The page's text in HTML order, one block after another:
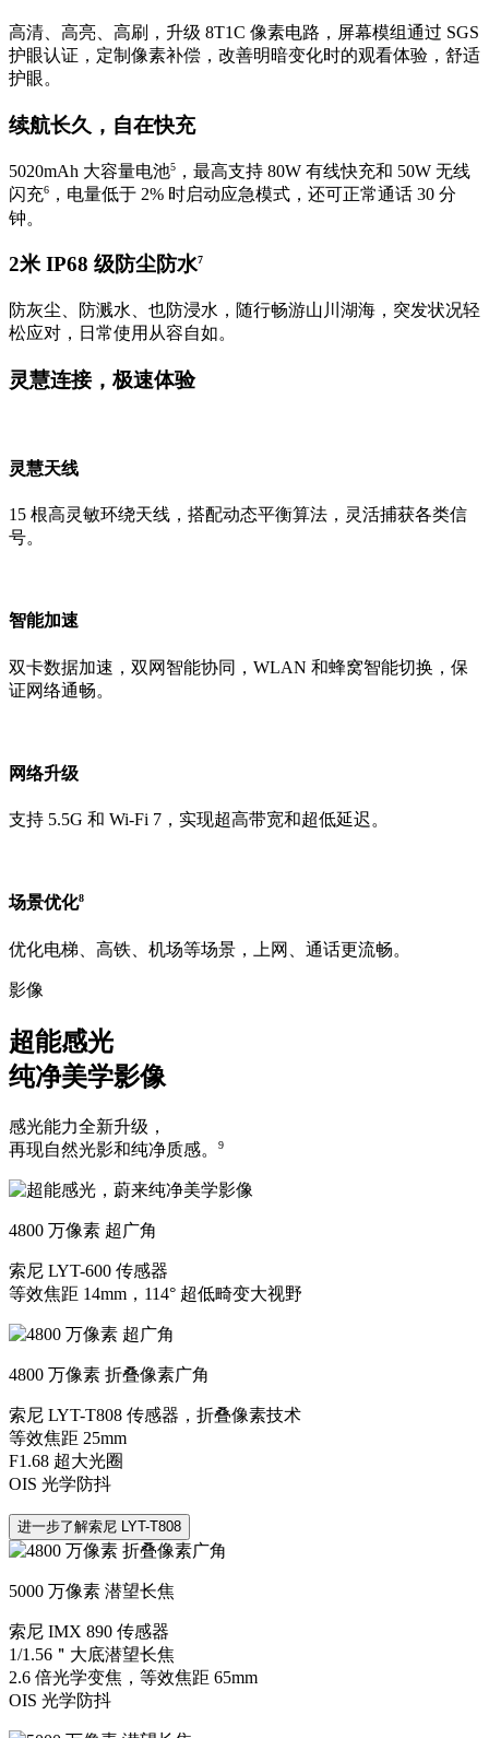
高清、高亮、高刷，升级 8T1C 像素电路，屏幕模组通过 SGS
护眼认证，定制像素补偿，改善明暗变化时的观看体验，舒适
护眼。
续航长久，自在快充
5020mAh 大容量电池5
，最高支持 80W 有线快充和 50W 无线
闪充6
，电量低于 2% 时启动应急模式，还可正常通话 30 分
钟。
2米 IP68 级防尘防水7
防灰尘、防溅水、也防浸水，随行畅游山川湖海，突发状况轻
松应对，日常使用从容自如。
灵慧连接，极速体验
灵慧天线
15 根高灵敏环绕天线，搭配动态平衡算法，灵活捕获各类信
号。
智能加速
双卡数据加速，双网智能协同，WLAN 和蜂窝智能切换，保
证网络通畅。
网络升级
支持 5.5G 和 Wi-Fi 7，实现超高带宽和超低延迟。
场景优化8
优化电梯、高铁、机场等场景，上网、通话更流畅。
影像
超能感光
纯净美学影像
感光能力全新升级，
再现自然光影和纯净质感。
9
4800 万像素 超广角
索尼 LYT-600 传感器
等效焦距 14mm，114° 超低畸变大视野
4800 万像素 折叠像素广角
索尼 LYT-T808 传感器，折叠像素技术
等效焦距 25mm
F1.68 超大光圈
OIS 光学防抖
进一步了解索尼 LYT-T808
5000 万像素 潜望长焦
索尼 IMX 890 传感器
1/1.56＂大底潜望长焦
2.6 倍光学变焦，等效焦距 65mm
OIS 光学防抖